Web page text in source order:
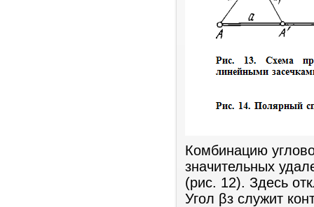
Комбинацию
значительных
(рис. 12). Здесь
Угол βз служит